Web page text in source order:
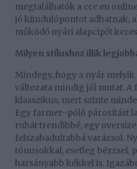
megtalálhatók a ccc.eu
jó kiindulópontot adhatnak,
működő nyári alapcipőt
Milyen stílushoz illik
Mindegy, hogy a nyár melyik
változata mindig jól mutat. A
klasszikus, mert szinte
Egy farmer–póló párosítást
ruhát trendibbé, egy
felszabadultabbá varázsol.
tónusokkal, esetleg bézzsel,
harsányabb kékkel is.